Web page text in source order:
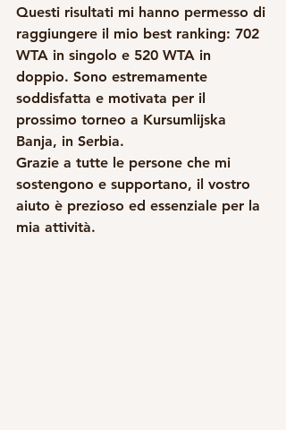
Questi risultati mi hanno permesso di
raggiungere il mio best ranking: 702
WTA in singolo e 520 WTA in
doppio. Sono estremamente
soddisfatta e motivata per il
prossimo torneo a Kursumlijska
Banja, in Serbia.
Grazie a tutte le persone che mi
sostengono e supportano, il vostro
aiuto è prezioso ed essenziale per la
mia attività.